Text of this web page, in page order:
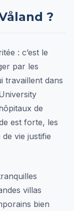
?
: c’est le
par les
travaillent dans
de
est forte, les
vie justifie
villas
bien